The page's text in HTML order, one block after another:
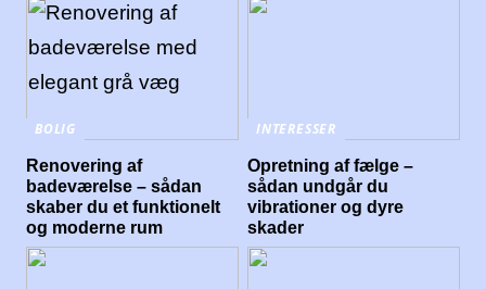
BOLIG
Renovering af
badeværelse – sådan
skaber du et funktionelt
og moderne rum
INTERESSER
Opretning af fælge –
sådan undgår du
vibrationer og dyre
skader